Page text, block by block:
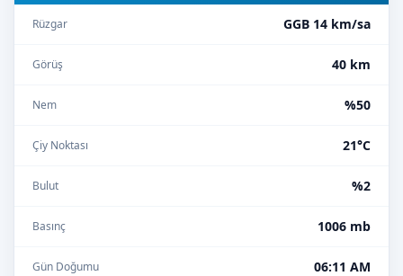
Rüzgar GGB 14 km/sa
Görüş 40 km
Nem %50
Çiy Noktası 21°C
Bulut %2
Basınç 1006 mb
Gün Doğumu 06:11 AM